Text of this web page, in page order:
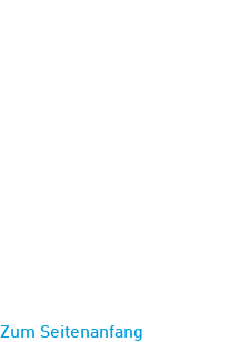
Zum Seitenanfang